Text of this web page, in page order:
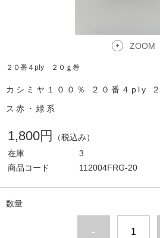
ZOOM
２０番４ply ２０ｇ巻
カシミヤ１００％ ２０番４ply
ス赤・緑系
1,800円
（税込み）
在庫
3
商品コード
112004FRG-20
数量
-